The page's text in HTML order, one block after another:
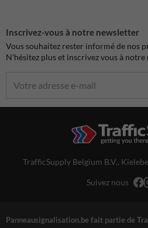
Inscrivez-vous à notre newsletter
Vous souhaitez rester informé de nos
N'hésitez plus et inscrivez vous à notre
TrafficSupply Belgium B.V.,
Suivez nous
Panneausignalisation.be fait partie de